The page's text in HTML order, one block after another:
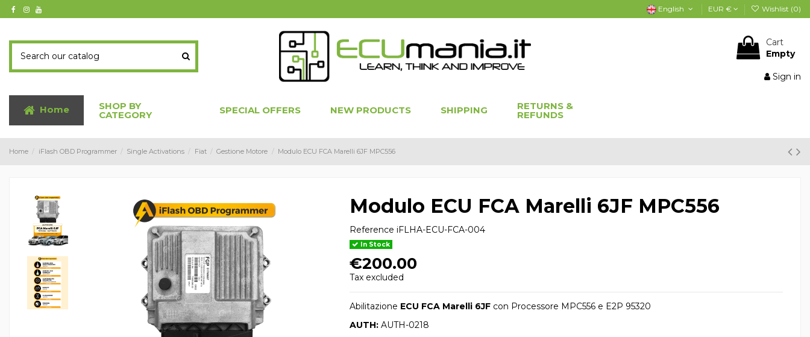
English EUR € Wishlist (0)
Cart
Empty
Sign in
Home SHOP BY
CATEGORY SPECIAL OFFERS NEW PRODUCTS SHIPPING RETURNS &
REFUNDS
Home iFlash OBD Programmer Single Activations Fiat Gestione Motore Modulo ECU FCA Marelli 6JF MPC556
Modulo ECU FCA Marelli 6JF MPC556
Reference iFLHA-ECU-FCA-004
In Stock
€200.00
Tax excluded
Abilitazione ECU FCA Marelli 6JF con Processore MPC556 e E2P 95320
AUTH: AUTH-0218